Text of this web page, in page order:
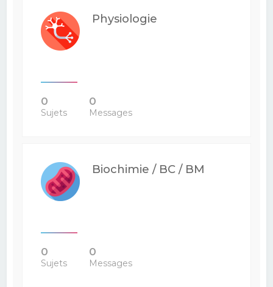
Physiologie
0
Sujets
0
Messages
Biochimie / BC / BM
0
Sujets
0
Messages